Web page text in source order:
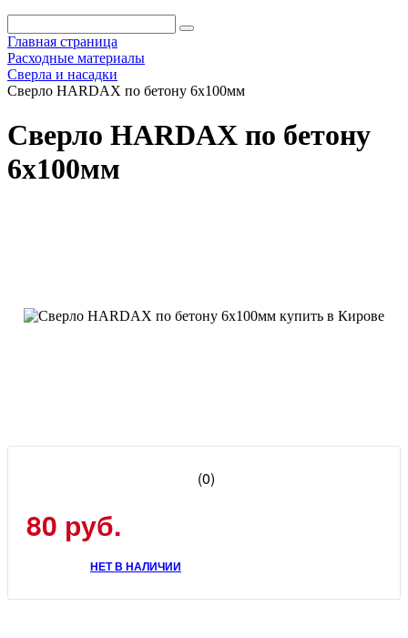
Главная страница
Расходные материалы
Сверла и насадки
Сверло HARDAX по бетону 6x100мм
Сверло HARDAX по бетону
6x100мм
(0)
80 руб.
НЕТ В НАЛИЧИИ